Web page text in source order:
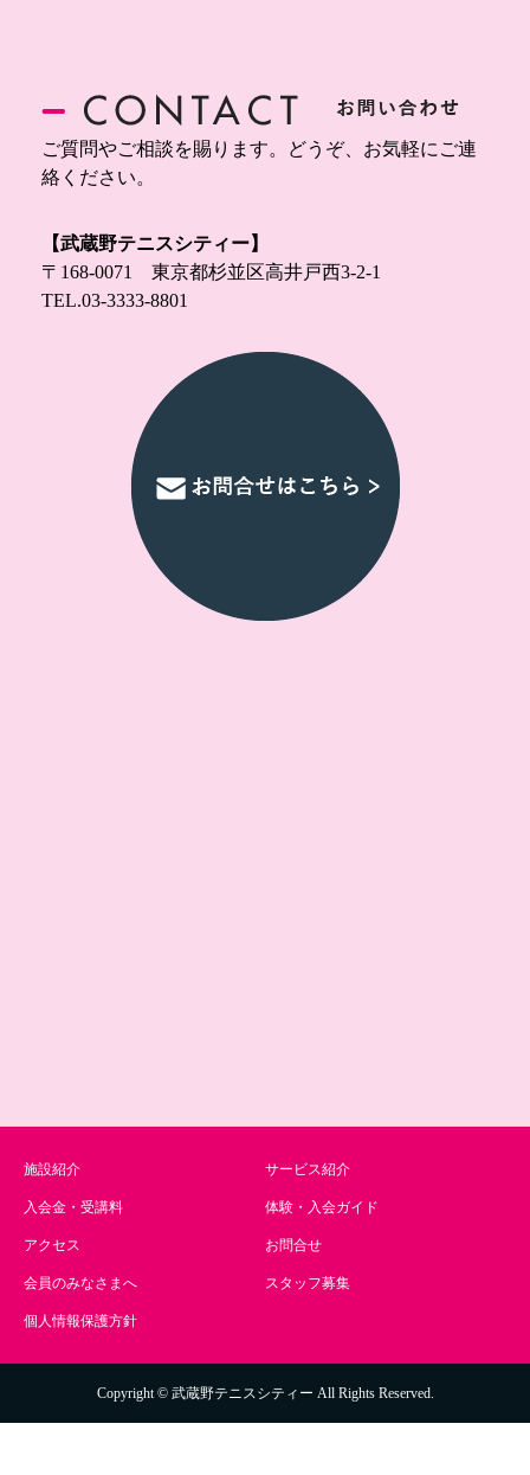
ご質問やご相談を賜ります。どうぞ、お気軽にご連
絡ください。
【武蔵野テニスシティー】
〒168-0071 東京都杉並区高井戸西3-2-1
TEL.03-3333-8801
施設紹介 サービス紹介
入会金・受講料 体験・入会ガイド
アクセス お問合せ
会員のみなさまへ スタッフ募集
個人情報保護方針
Copyright © 武蔵野テニスシティー All Rights Reserved.